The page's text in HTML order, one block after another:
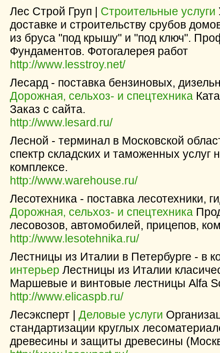
Лес Строй Груп | Строительные услуги
доставке и строительству срубов
из бруса "под крышу" и "под ключ".
Фундаментов. Фотогалерея работ
http://www.lesstroy.net/
Лесард - поставка бензиновых,
Дорожная, сельхоз- и спецтехника
Заказ с сайта.
http://www.lesard.ru/
Лесной - терминал в Московской
спектр складских и таможенных услуг
комплексе.
http://www.warehouse.ru/
Лесотехника - поставка лесотехники,
Дорожная, сельхоз- и спецтехника
лесовозов, автомобилей, прицепов,
http://www.lesotehnika.ru/
Лестницы из Италии в Петербурге - в
интерьер Лестницы из Италии
Маршевые и винтовые лестницы Alfa
http://www.elicaspb.ru/
Лесэксперт | Деловые услуги
стандартизации круглых
древесины и защиты древесины